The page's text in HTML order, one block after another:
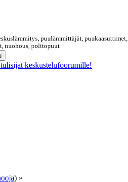
puulämmittäjät, puukaasuttimet,
nuohous, polttopuut
keskustelufoorumille!
) »